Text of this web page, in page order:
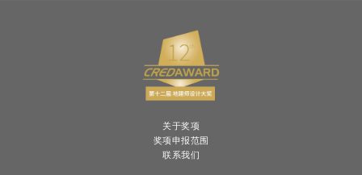
关于奖项
奖项申报范围
联系我们